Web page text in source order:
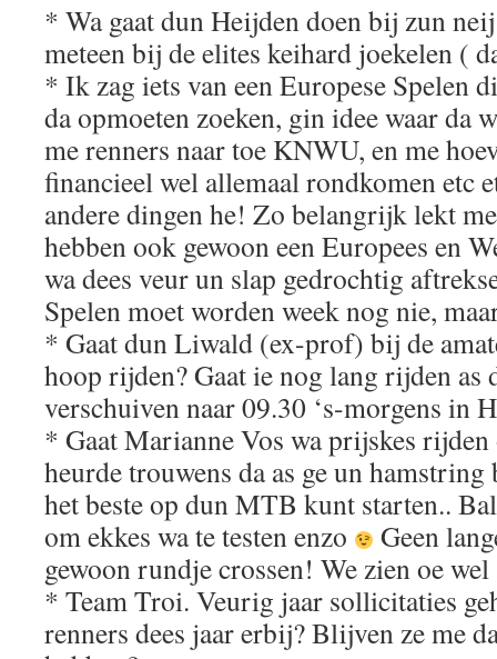
* Wa gaat dun Heijden doen bij zun
meteen bij de elites keihard joekelen (
* Ik zag iets van een Europese Spelen
da opmoeten zoeken, gin idee waar da
me renners naar toe KNWU, en me
financieel wel allemaal rondkomen etc
andere dingen he! Zo belangrijk lekt
hebben ook gewoon een Europees en
wa dees veur un slap gedrochtig
Spelen moet worden week nog nie,
* Gaat dun Liwald (ex-prof) bij de
hoop rijden? Gaat ie nog lang rijden as
verschuiven naar 09.30 ‘s-morgens in
* Gaat Marianne Vos wa prijskes
heurde trouwens da as ge un hamstring
het beste op dun MTB kunt starten..
om ekkes wa te testen enzo
Geen
gewoon rundje crossen! We zien oe
* Team Troi. Veurig jaar sollicitaties
renners dees jaar erbij? Blijven ze me